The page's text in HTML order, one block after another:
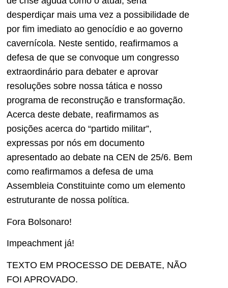
desperdiçar mais uma vez a possibilidade de
por fim imediato ao genocídio e ao governo
cavernícola. Neste sentido, reafirmamos a
defesa de que se convoque um congresso
extraordinário para debater e aprovar
resoluções sobre nossa tática e nosso
programa de reconstrução e transformação.
Acerca deste debate, reafirmamos as
posições acerca do “partido militar”,
expressas por nós em documento
apresentado ao debate na CEN de 25/6. Bem
como reafirmamos a defesa de uma
Assembleia Constituinte como um elemento
estruturante de nossa política.
Fora Bolsonaro!
Impeachment já!
TEXTO EM PROCESSO DE DEBATE, NÃO
FOI APROVADO.